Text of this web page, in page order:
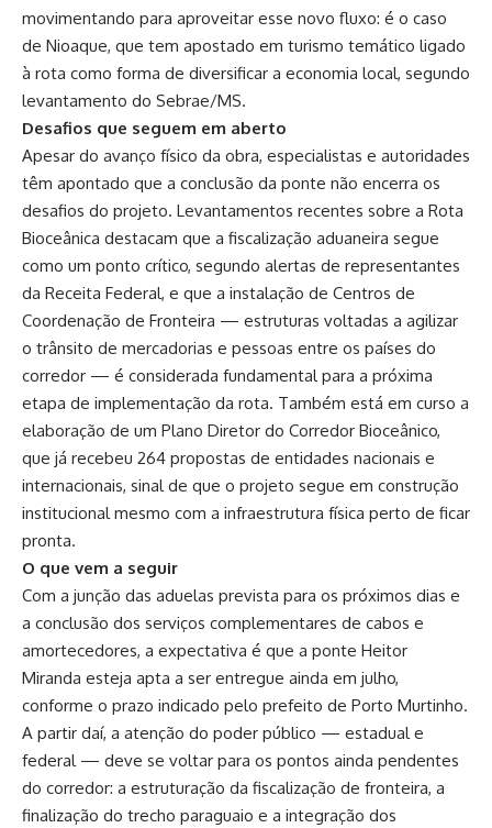
movimentando para aproveitar esse novo fluxo: é o caso
de Nioaque, que tem apostado em turismo temático ligado
à rota como forma de diversificar a economia local, segundo
levantamento do Sebrae/MS.
Desafios que seguem em aberto
Apesar do avanço físico da obra, especialistas e autoridades
têm apontado que a conclusão da ponte não encerra os
desafios do projeto. Levantamentos recentes sobre a Rota
Bioceânica destacam que a fiscalização aduaneira segue
como um ponto crítico, segundo alertas de representantes
da Receita Federal, e que a instalação de Centros de
Coordenação de Fronteira — estruturas voltadas a agilizar
o trânsito de mercadorias e pessoas entre os países do
corredor — é considerada fundamental para a próxima
etapa de implementação da rota. Também está em curso a
elaboração de um Plano Diretor do Corredor Bioceânico,
que já recebeu 264 propostas de entidades nacionais e
internacionais, sinal de que o projeto segue em construção
institucional mesmo com a infraestrutura física perto de ficar
pronta.
O que vem a seguir
Com a junção das aduelas prevista para os próximos dias e
a conclusão dos serviços complementares de cabos e
amortecedores, a expectativa é que a ponte Heitor
Miranda esteja apta a ser entregue ainda em julho,
conforme o prazo indicado pelo prefeito de Porto Murtinho.
A partir daí, a atenção do poder público — estadual e
federal — deve se voltar para os pontos ainda pendentes
do corredor: a estruturação da fiscalização de fronteira, a
finalização do trecho paraguaio e a integração dos